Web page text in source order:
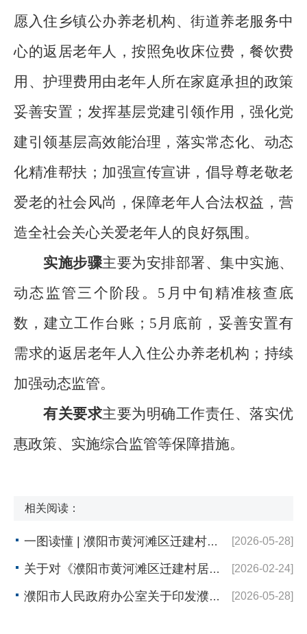
愿入住乡镇公办养老机构、街道养老服务中
心的返居老年人，按照免收床位费，餐饮费
用、护理费用由老年人所在家庭承担的政策
妥善安置；发挥基层党建引领作用，强化党
建引领基层高效能治理，落实常态化、动态
化精准帮扶；加强宣传宣讲，倡导尊老敬老
爱老的社会风尚，保障老年人合法权益，营
造全社会关心关爱老年人的良好氛围。
实施步骤主要为安排部署、集中实施、
动态监管三个阶段。5月中旬精准核查底
数，建立工作台账；5月底前，妥善安置有
需求的返居老年人入住公办养老机构；持续
加强动态监管。
有关要求主要为明确工作责任、落实优
惠政策、实施综合监管等保障措施。
相关阅读：
[2026-05-28]
一图读懂 | 濮阳市黄河滩区迁建村居住困难老年人服务保障实施方案
[2026-02-24]
关于对《濮阳市黄河滩区迁建村居住困难老年人服务保障实施方案（试行）》公开征求意见的公示
[2026-05-28]
濮阳市人民政府办公室关于印发濮阳市黄河滩区迁建村居住困难老年人服务保障实施方案（试行）的通知